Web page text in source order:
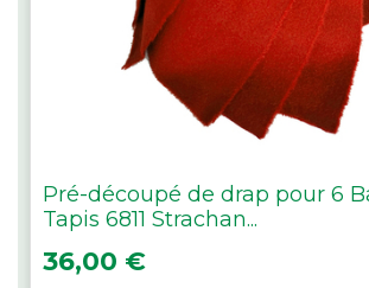
Pré-découpé de drap pour 6
Tapis 6811 Strachan...
Prix
36,00 €